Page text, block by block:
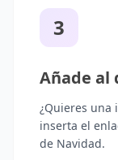
3
Añade al
¿Quieres una
inserta el
de Navidad.